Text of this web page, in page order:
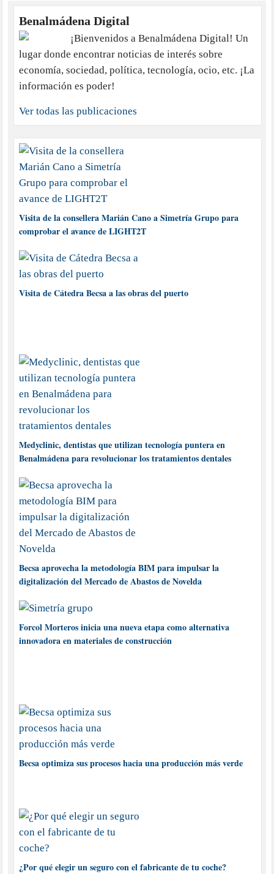
Benalmádena Digital
¡Bienvenidos a Benalmádena Digital! Un
lugar donde encontrar noticias de interés sobre
economía, sociedad, política, tecnología, ocio, etc. ¡La
información es poder!
Ver todas las publicaciones
Visita de la consellera Marián Cano a Simetría Grupo para
comprobar el avance de LIGHT2T
Visita de Cátedra Becsa a las obras del puerto
Medyclinic, dentistas que utilizan tecnología puntera en
Benalmádena para revolucionar los tratamientos dentales
Becsa aprovecha la metodología BIM para impulsar la
digitalización del Mercado de Abastos de Novelda
Forcol Morteros inicia una nueva etapa como alternativa
innovadora en materiales de construcción
Becsa optimiza sus procesos hacia una producción más verde
¿Por qué elegir un seguro con el fabricante de tu coche?